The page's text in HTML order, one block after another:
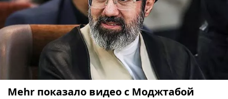
Mehr показало видео с Моджтабой